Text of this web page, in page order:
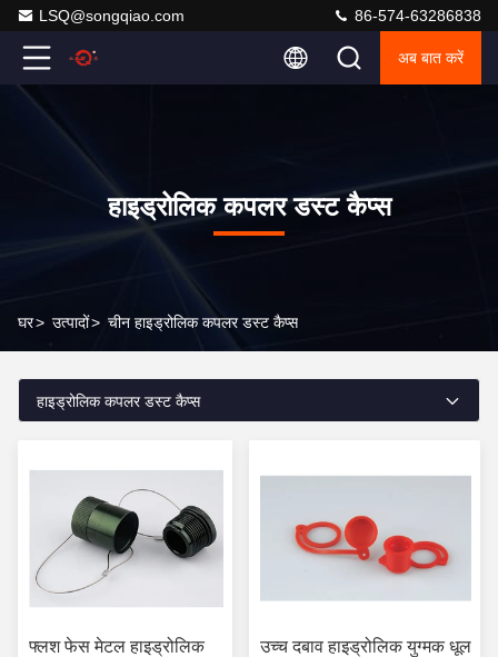
LSQ@songqiao.com 86-574-63286838
अब बात करें
हाइड्रोलिक कपलर डस्ट कैप्स
घर> उत्पादों> चीन हाइड्रोलिक कपलर डस्ट कैप्स
हाइड्रोलिक कपलर डस्ट कैप्स
फ्लश फेस मेटल हाइड्रोलिक
उच्च दबाव हाइड्रोलिक युग्मक धूल